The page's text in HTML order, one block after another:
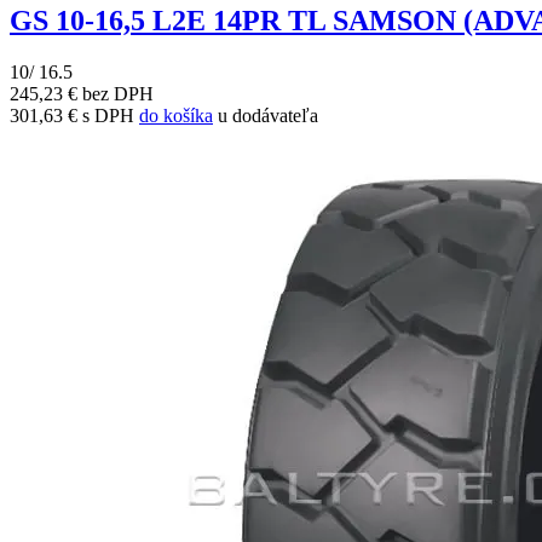
GS 10-16,5 L2E 14PR TL SAMSON
10/ 16.5
245,23 € bez DPH
301,63 € s DPH do košíka u dodávateľa